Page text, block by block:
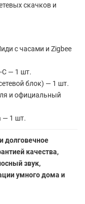
скачков и
с часами и Zigbee
C — 1 шт.
блок) — 1 шт.
и официальный
— 1 шт.
долговечное
качества,
звук,
умного дома и